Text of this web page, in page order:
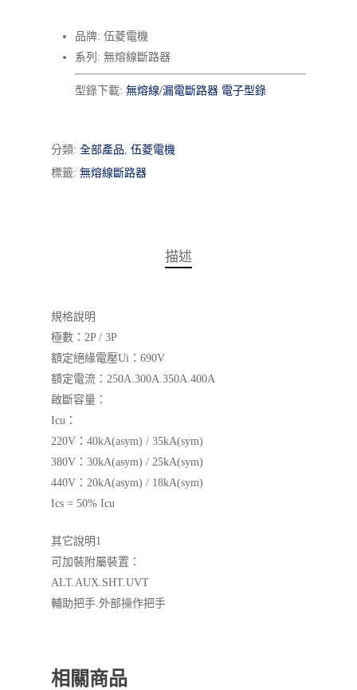
品牌: 伍菱電機
系列: 無熔線斷路器
型錄下載: 無熔線/漏電斷路器 電子型錄
分類: 全部產品, 伍菱電機
標籤: 無熔線斷路器
描述
規格說明
極數：2P / 3P
額定絕緣電壓Ui：690V
額定電流：250A.300A.350A.400A
啟斷容量：
Icu：
220V：40kA(asym) / 35kA(sym)
380V：30kA(asym) / 25kA(sym)
440V：20kA(asym) / 18kA(sym)
Ics = 50% Icu
其它說明1
可加裝附屬裝置：
ALT.AUX.SHT.UVT
輔助把手.外部操作把手
相關商品